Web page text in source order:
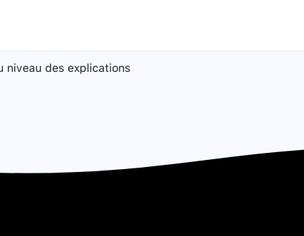
niveau des explications